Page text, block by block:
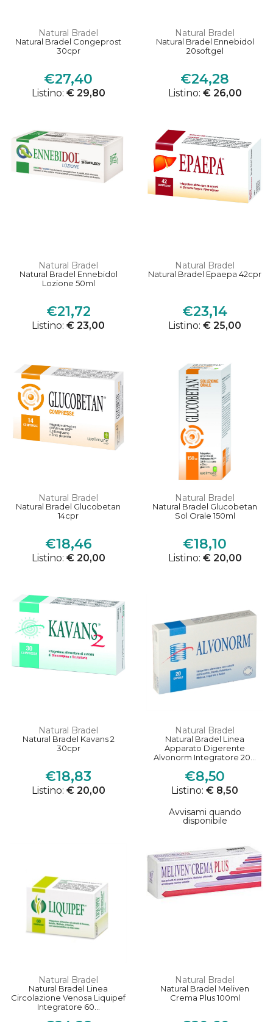
Natural Bradel
Natural Bradel Congeprost
30cpr
€27,40
Listino: € 29,80
Natural Bradel
Natural Bradel Ennebidol
20softgel
€24,28
Listino: € 26,00
Natural Bradel
Natural Bradel Ennebidol
Lozione 50ml
€21,72
Listino: € 23,00
Natural Bradel
Natural Bradel Epaepa 42cpr
€23,14
Listino: € 25,00
Natural Bradel
Natural Bradel Glucobetan
14cpr
€18,46
Listino: € 20,00
Natural Bradel
Natural Bradel Glucobetan
Sol Orale 150ml
€18,10
Listino: € 20,00
Natural Bradel
Natural Bradel Kavans 2
30cpr
€18,83
Listino: € 20,00
Natural Bradel
Natural Bradel Linea
Apparato Digerente
Alvonorm Integratore 20...
€8,50
Listino: € 8,50
Avvisami quando
disponibile
Natural Bradel
Natural Bradel Linea
Circolazione Venosa Liquipef
Integratore 60...
Natural Bradel
Natural Bradel Meliven
Crema Plus 100ml